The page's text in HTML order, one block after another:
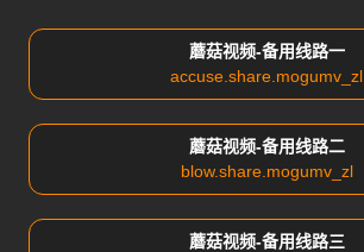
蘑菇视频-备用线路一
accuse.share.mogumv_zl
蘑菇视频-备用线路二
blow.share.mogumv_zl
蘑菇视频-备用线路三